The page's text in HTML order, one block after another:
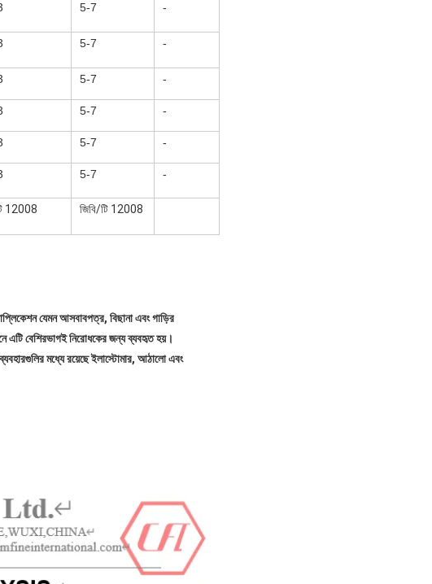
5-7 -
5-7 -
5-7 -
5-7 -
5-7 -
5-7 -
12008 জিবি/টি 12008
যেমন আসবাবপত্র, বিছানা এবং গাড়ির
এটি বেশিরভাগই নিরোধকের জন্য ব্যবহৃত হয়।
মধ্যে রয়েছে ইলাস্টোমার, আঠালো এবং